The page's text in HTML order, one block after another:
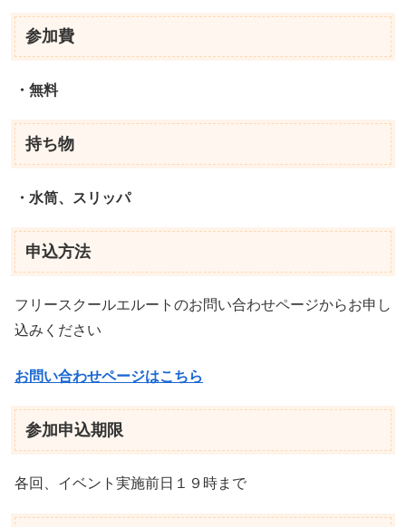
参加費
・ 無料
持ち物
・水筒、スリッパ
申込方法
フリースクールエルートのお問い合わせページからお申し
込みください
お問い合わせページはこちら
参加申込期限
各回、イベント実施前日１９時まで